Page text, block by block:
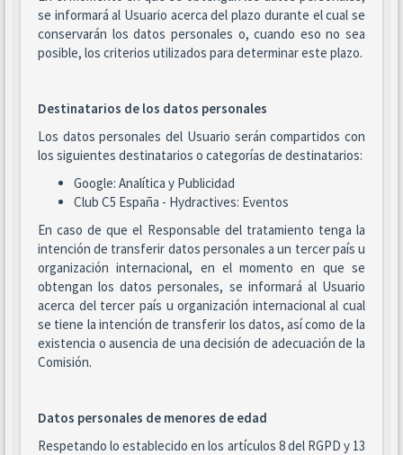
se informará al Usuario acerca del plazo durante el cual se
conservarán los datos personales o, cuando eso no sea
posible, los criterios utilizados para determinar este plazo.
Destinatarios de los datos personales
Los datos personales del Usuario serán compartidos con
los siguientes destinatarios o categorías de destinatarios:
Google: Analítica y Publicidad
Club C5 España - Hydractives: Eventos
En caso de que el Responsable del tratamiento tenga la
intención de transferir datos personales a un tercer país u
organización internacional, en el momento en que se
obtengan los datos personales, se informará al Usuario
acerca del tercer país u organización internacional al cual
se tiene la intención de transferir los datos, así como de la
existencia o ausencia de una decisión de adecuación de la
Comisión.
Datos personales de menores de edad
Respetando lo establecido en los artículos 8 del RGPD y 13